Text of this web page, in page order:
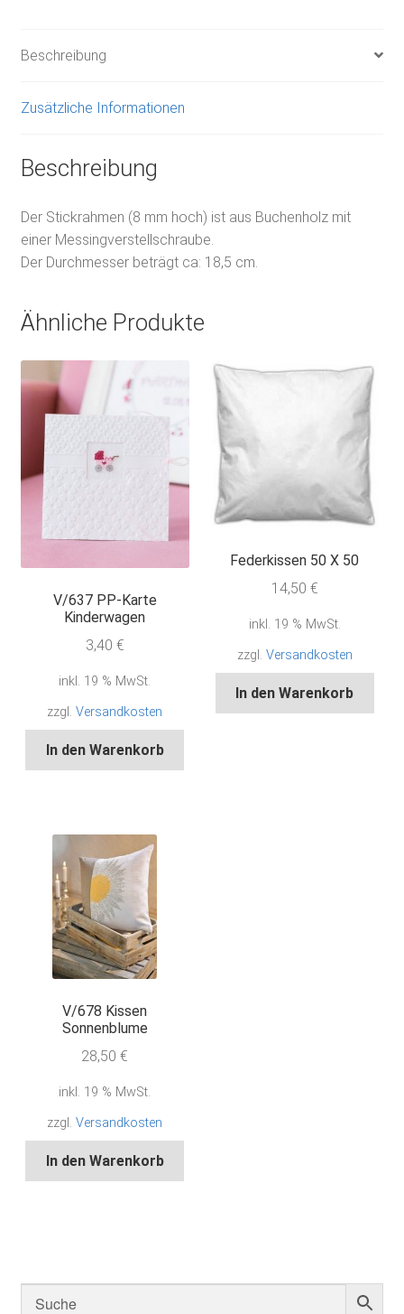
Beschreibung
Zusätzliche Informationen
Beschreibung
Der Stickrahmen (8 mm hoch) ist aus Buchenholz mit
einer Messingverstellschraube.
Der Durchmesser beträgt ca: 18,5 cm.
Ähnliche Produkte
V/637 PP-Karte
Kinderwagen
3,40 €
inkl. 19 % MwSt.
zzgl.Versandkosten
In den Warenkorb
Federkissen 50 X 50
14,50 €
inkl. 19 % MwSt.
zzgl. Versandkosten
In den Warenkorb
V/678 Kissen
Sonnenblume
28,50€
inkl. 19 % MwSt.
zzgl.Versandkosten
In den Warenkorb